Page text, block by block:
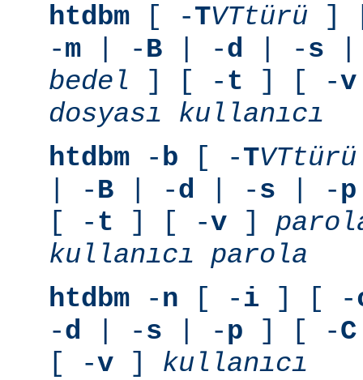
htdbm [ -TVTtürü ]
-m | -B | -d | -s
bedel ] [ -t ] [ -v
dosyası
kullanıcı
htdbm -b [ -TVTtürü
| -B | -d | -s | -p
[ -t ] [ -v ]
kullanıcı
parola
htdbm -n [ -i ] [ -
-d | -s | -p ] [ -C
[ -v ] kullanıcı